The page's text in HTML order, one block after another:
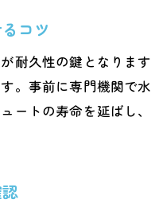
井戸水利用時のエ
エコキュートを長
井戸水とエコキュ
簡単にできるエコ
コツ
耐久性の鍵となり
。事前に専門機関
ートの寿命を延ばし